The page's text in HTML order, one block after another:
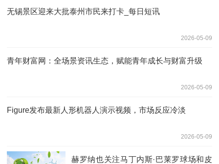
无锡景区迎来大批泰州市民来打卡_每日短讯
2026-05-09
青年财富网：全场景资讯生态，赋能青年成长与财富升级
2026-05-09
Figure发布最新人形机器人演示视频，市场反应冷淡
2026-05-09
赫罗纳也关注马丁内斯·巴莱罗球场和皮